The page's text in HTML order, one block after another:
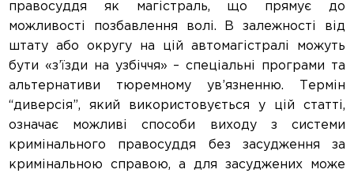
правосуддя як магістраль, що прямує до
можливості позбавлення волі. В залежності від
штату або округу на цій автомагістралі можуть
бути «з’їзди на узбіччя» – спеціальні програми та
альтернативи тюремному ув’язненню. Термін
“диверсія”, який використовується у цій статті,
означає можливі способи виходу з системи
кримінального правосуддя без засудження за
кримінальною справою, а для засуджених може